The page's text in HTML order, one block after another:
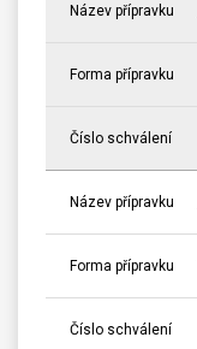
Název přípravku
Forma přípravku
Číslo schválení
Název přípravku
Forma přípravku
Číslo schválení